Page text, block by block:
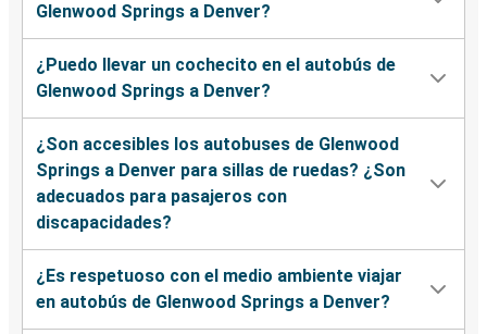
Glenwood Springs a Denver?
¿Puedo llevar un cochecito en el autobús de
Glenwood Springs a Denver?
¿Son accesibles los autobuses de Glenwood
Springs a Denver para sillas de ruedas? ¿Son
adecuados para pasajeros con
discapacidades?
¿Es respetuoso con el medio ambiente viajar
en autobús de Glenwood Springs a Denver?